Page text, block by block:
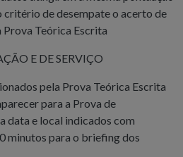
critério de desempate o acerto de
Teórica Escrita
E DE SERVIÇO
pela Prova Teórica Escrita
para a Prova de
data e local indicados com
minutos para o briefing dos